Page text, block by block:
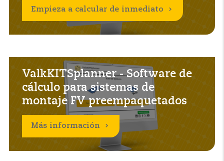
Empieza a calcular de inmediato
ValkKITSplanner - Software de
cálculo para sistemas de
montaje FV preempaquetados
Más información